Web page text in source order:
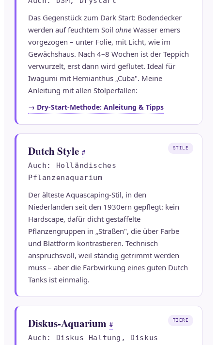
Das Gegenstück zum Dark Start: Bodendecker
werden auf feuchtem Soil ohne Wasser emers
vorgezogen – unter Folie, mit Licht, wie im
Gewächshaus. Nach 4–8 Wochen ist der Teppich
verwurzelt, erst dann wird geflutet. Ideal für
Iwagumi mit Hemianthus „Cuba". Meine
Anleitung mit allen Stolperfallen:
→ Dry-Start-Methode: Anleitung & Tipps
Dutch Style #
Auch: Holländisches
Pflanzenaquarium
Der älteste Aquascaping-Stil, in den
Niederlanden seit den 1930ern gepflegt: kein
Hardscape, dafür dicht gestaffelte
Pflanzengruppen in „Straßen", die über Farbe
und Blattform kontrastieren. Technisch
anspruchsvoll, weil ständig getrimmt werden
muss – aber die Farbwirkung eines guten Dutch
Tanks ist einmalig.
STILE
Diskus-Aquarium #
Auch: Diskus Haltung, Diskus
TIERE